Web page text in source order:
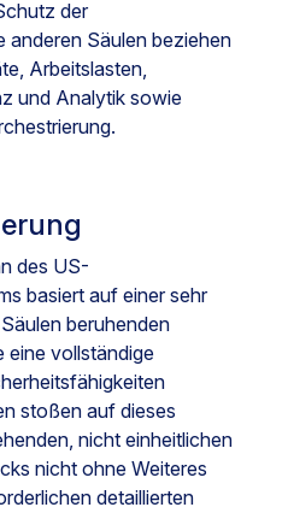
der
anderen Säulen beziehen
Arbeitslasten,
und Analytik sowie
des US-
basiert auf einer sehr
beruhenden
eine vollständige
stoßen auf dieses
nicht einheitlichen
nicht ohne Weiteres
detaillierten